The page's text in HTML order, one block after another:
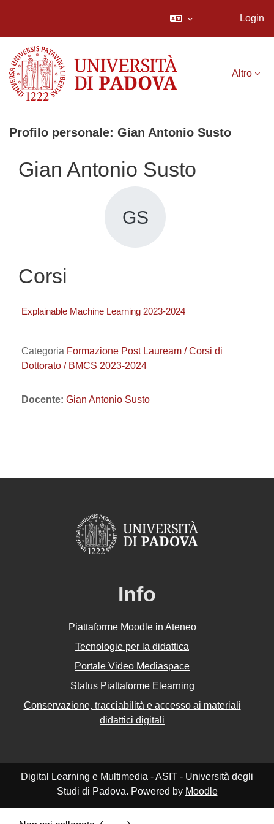
Login
Altro
Profilo personale: Gian Antonio Susto
Gian Antonio Susto
GS
Corsi
Explainable Machine Learning 2023-2024
Categoria Formazione Post Lauream / Corsi di
Dottorato / BMCS 2023-2024
Docente: Gian Antonio Susto
Info
Piattaforme Moodle in Ateneo
Tecnologie per la didattica
Portale Video Mediaspace
Status Piattaforme Elearning
Conservazione, tracciabilità e accesso ai materiali
didattici digitali
Digital Learning e Multimedia - ASIT - Università degli
Studi di Padova. Powered by Moodle